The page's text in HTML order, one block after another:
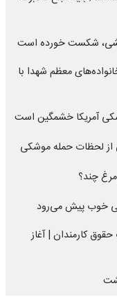
شکست خورده است
معظم شهدا با
آمریکا خشمگین است
از لحظات حمله موشکی
چند؟
خوب پیش می‌رود
بحساب حقوق کارمندان | آغاز